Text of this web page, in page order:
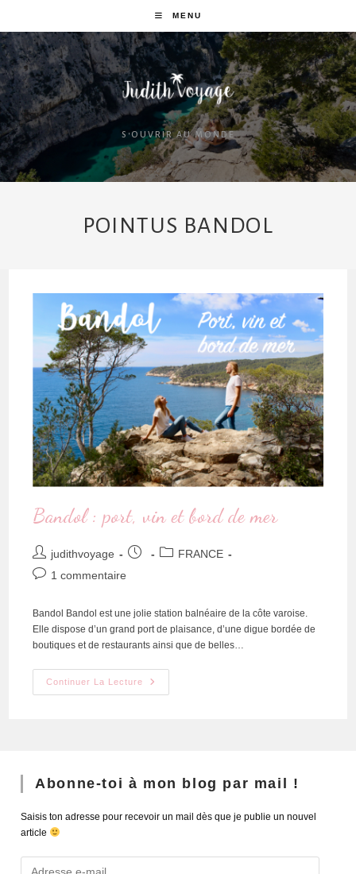
MENU
S'OUVRIR AU MONDE
POINTUS BANDOL
Bandol : port, vin et bord de mer
judithvoyage
FRANCE
1 commentaire
Bandol Bandol est une jolie station balnéaire de la côte varoise.
Elle dispose d’un grand port de plaisance, d’une digue bordée de
boutiques et de restaurants ainsi que de belles…
Continuer La Lecture
Abonne-toi à mon blog par mail !
Saisis ton adresse pour recevoir un mail dès que je publie un nouvel
article